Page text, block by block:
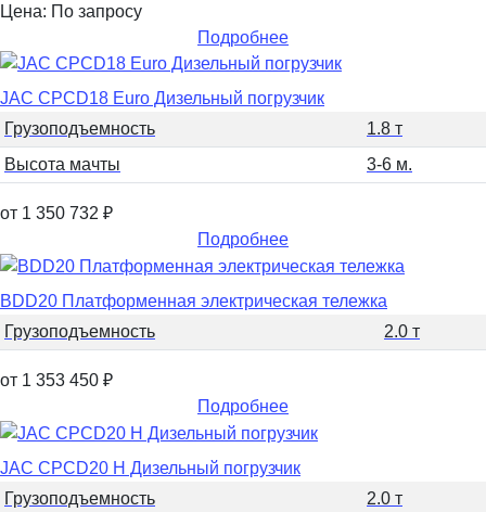
Цена: По запросу
Подробнее
JAC CPCD18 Euro Дизельный погрузчик
Грузоподъемность
1.8 т
Высота мачты
3-6 м.
от 1 350 732 ₽
Подробнее
BDD20 Платформенная электрическая тележка
Грузоподъемность
2.0 т
от 1 353 450 ₽
Подробнее
JAC CPCD20 H Дизельный погрузчик
Грузоподъемность
2.0 т